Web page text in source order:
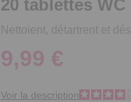
20 tablettes WC
Nettoient, détartrent et
9,99 €
Voir la description